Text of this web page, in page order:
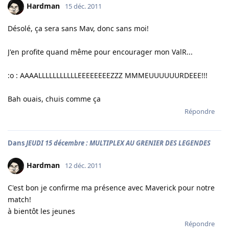
Hardman 15 déc. 2011
Désolé, ça sera sans Mav, donc sans moi!
J'en profite quand même pour encourager mon ValR...
:o : AAAALLLLLLLLLLLEEEEEEEEZZZ MMMEUUUUUURDEEE!!!
Bah ouais, chuis comme ça
Répondre
DansJEUDI 15 décembre : MULTIPLEX AU GRENIER DES LEGENDES
Hardman 12 déc. 2011
C'est bon je confirme ma présence avec Maverick pour notre
match!
à bientôt les jeunes
Répondre